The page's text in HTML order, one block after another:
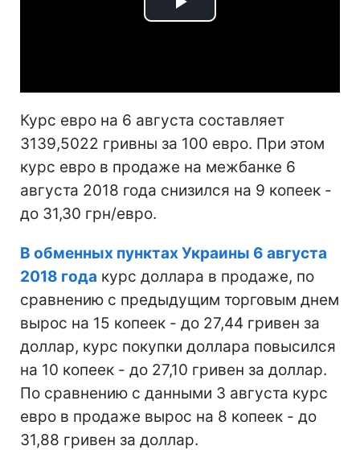
Play
Курс евро на 6 августа составляет
3139,5022 гривны за 100 евро. При этом
курс евро в продаже на межбанке 6
августа 2018 года снизился на 9 копеек -
до 31,30 грн/евро.
В обменных пунктах Украины 6 августа
2018 года курс доллара в продаже, по
сравнению с предыдущим торговым днем
вырос на 15 копеек - до 27,44 гривен за
доллар, курс покупки доллара повысился
на 10 копеек - до 27,10 гривен за доллар.
По сравнению с данными 3 августа курс
евро в продаже вырос на 8 копеек - до
31,88 гривен за доллар.